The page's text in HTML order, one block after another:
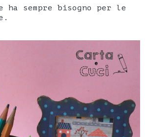
ha sempre bisogno per le